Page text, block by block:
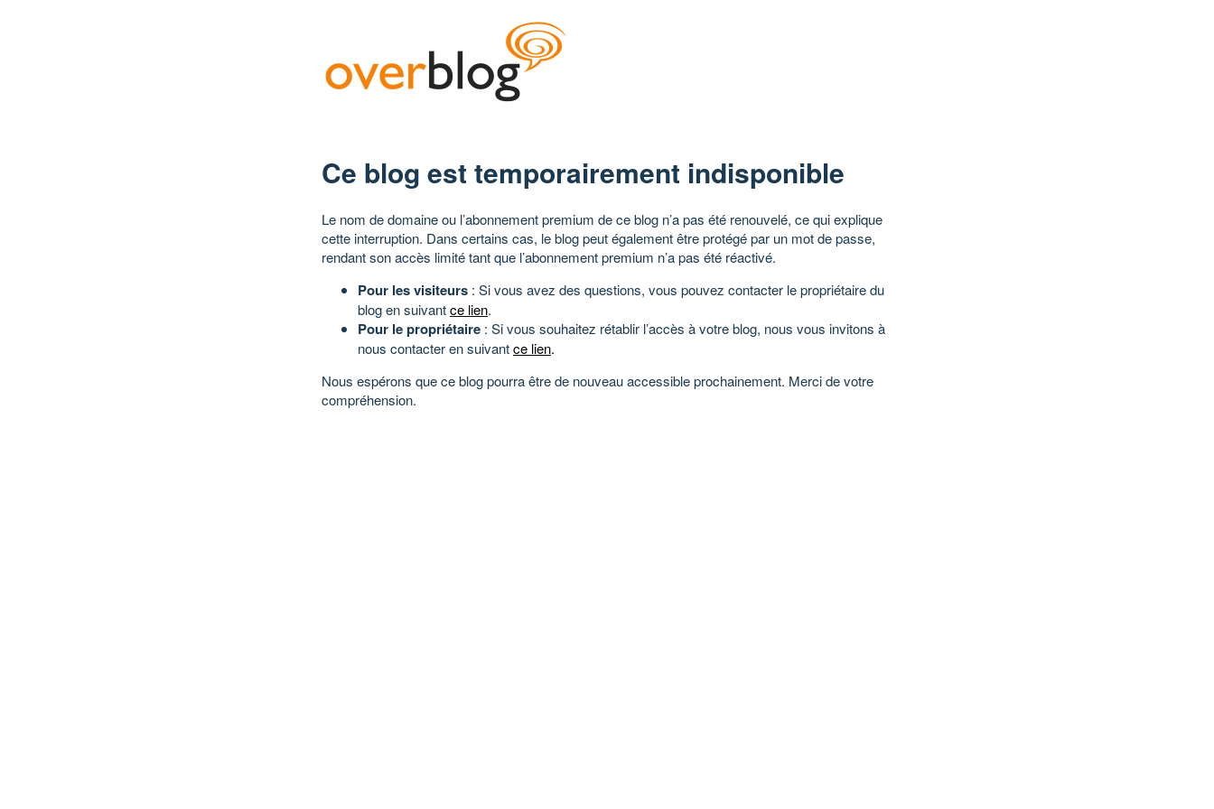
Ce blog est temporairement indisponible
Le nom de domaine ou l’abonnement premium de ce blog n’a pas été renouvelé, ce qui explique
cette interruption. Dans certains cas, le blog peut également être protégé par un mot de passe,
rendant son accès limité tant que l’abonnement premium n’a pas été réactivé.
Pour les visiteurs : Si vous avez des questions, vous pouvez contacter le propriétaire du
blog en suivantce lien.
Pour le propriétaire : Si vous souhaitez rétablir l’accès à votre blog, nous vous invitons à
nous contacter en suivantce lien.
Nous espérons que ce blog pourra être de nouveau accessible prochainement. Merci de votre
compréhension.